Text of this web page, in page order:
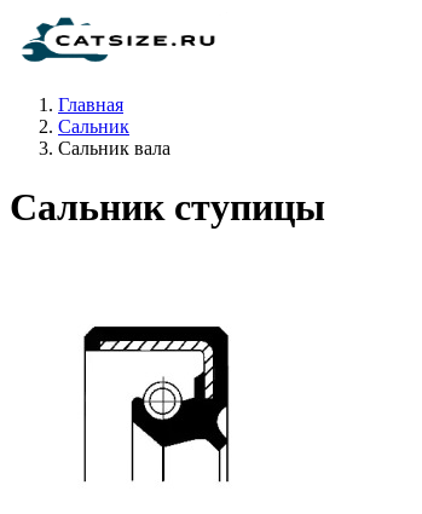
Главная
Сальник
Сальник вала
Сальник ступицы